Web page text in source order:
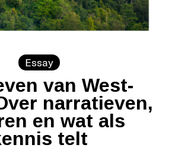
Essay
van West-
narratieven,
en wat als
telt